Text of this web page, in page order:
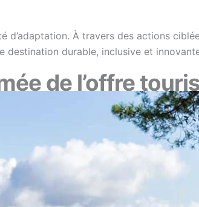
d’adaptation. À travers des actions
destination durable, inclusive et
de l’offre